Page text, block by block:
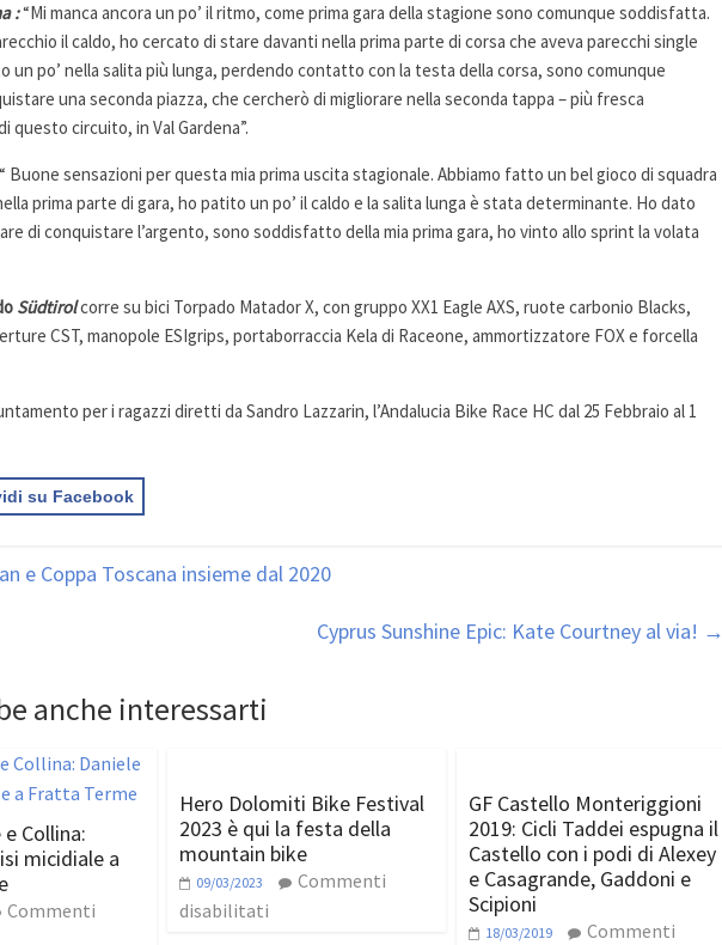
:“Mi manca ancora un po’ il ritmo, come prima gara della stagione sono comunque soddisfatta.
il caldo, ho cercato di stare davanti nella prima parte di corsa che aveva parecchi single
un po’ nella salita più lunga, perdendo contatto con la testa della corsa, sono comunque
una seconda piazza, che cercherò di migliorare nella seconda tappa – più fresca
questo circuito, in Val Gardena”.
Buone sensazioni per questa mia prima uscita stagionale. Abbiamo fatto un bel gioco di squadra
prima parte di gara, ho patito un po’ il caldo e la salita lunga è stata determinante. Ho dato
di conquistare l’argento, sono soddisfatto della mia prima gara, ho vinto allo sprint la volata
Südtirolcorre su bici Torpado Matador X, con gruppo XX1 Eagle AXS, ruote carbonio Blacks,
CST, manopole ESIgrips, portaborraccia Kela di Raceone, ammortizzatore FOX e forcella
per i ragazzi diretti da Sandro Lazzarin, l’Andalucia Bike Race HC dal 25 Febbraio al 1
su Facebook
e Coppa Toscana insieme dal 2020
Cyprus Sunshine Epic: Kate Courtney al via! →
anche interessarti
Collina:
micidiale a
Commenti
Hero Dolomiti Bike Festival
2023 è qui la festa della
mountain bike
09/03/2023
Commenti
disabilitati
GF Castello Monteriggioni
2019: Cicli Taddei espugna il
Castello con i podi di Alexey
e Casagrande, Gaddoni e
Scipioni
18/03/2019
Commenti